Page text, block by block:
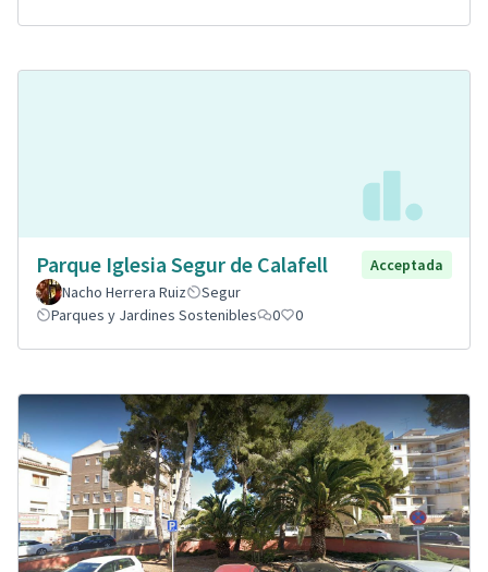
Parque Iglesia Segur de Calafell
Acceptada
Nacho Herrera Ruiz
Segur
Parques y Jardines Sostenibles
0 0